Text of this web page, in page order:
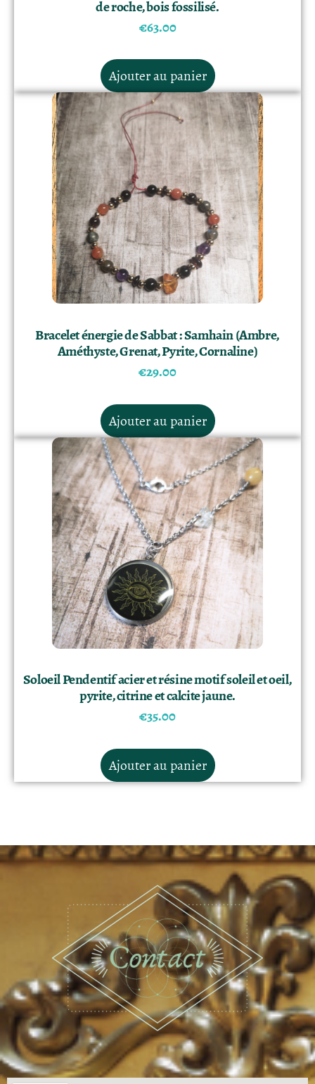
de roche, bois fossilisé.
€63.00
Ajouter au panier
Bracelet énergie de Sabbat : Samhain (Ambre,
Améthyste, Grenat, Pyrite, Cornaline)
€29.00
Ajouter au panier
Soloeil Pendentif acier et résine motif soleil et oeil,
pyrite, citrine et calcite jaune.
€35.00
Ajouter au panier